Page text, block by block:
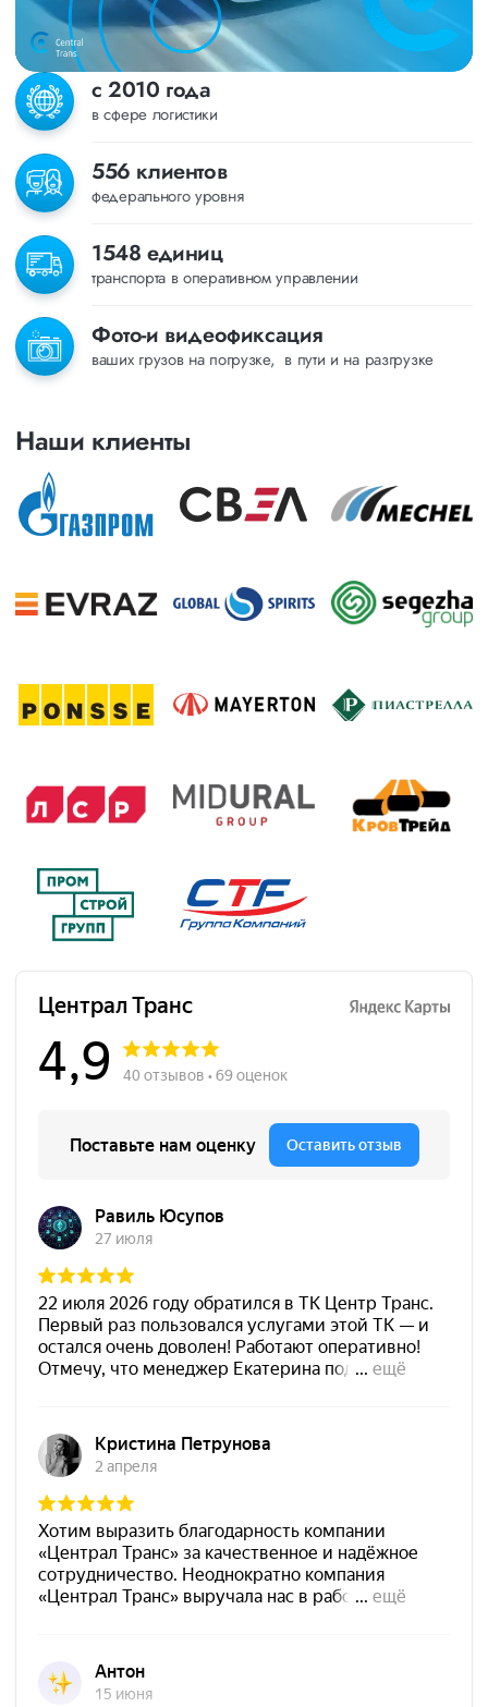
с 2010 года
в сфере логистики
556 клиентов
федерального уровня
1548 единиц
транспорта в оперативном управлении
Фото-и видеофиксация
ваших грузов на погрузке, в пути и на разгрузке
Наши клиенты